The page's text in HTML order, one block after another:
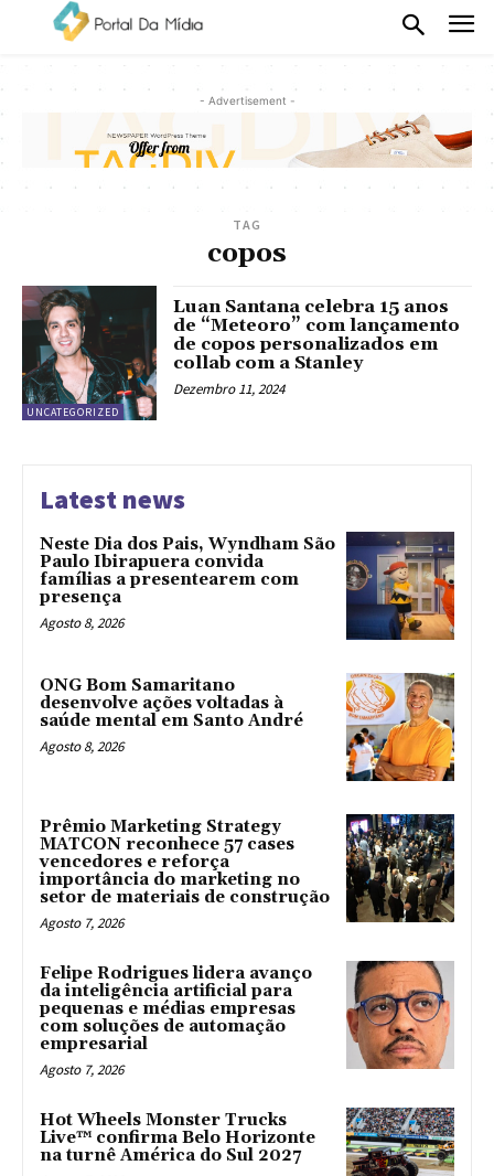
- Advertisement -
TAG
copos
UNCATEGORIZED
Luan Santana celebra 15 anos
de “Meteoro” com lançamento
de copos personalizados em
collab com a Stanley
Dezembro 11, 2024
Latest news
Neste Dia dos Pais, Wyndham São
Paulo Ibirapuera convida
famílias a presentearem com
presença
Agosto 8, 2026
ONG Bom Samaritano
desenvolve ações voltadas à
saúde mental em Santo André
Agosto 8, 2026
Prêmio Marketing Strategy
MATCON reconhece 57 cases
vencedores e reforça
importância do marketing no
setor de materiais de construção
Agosto 7, 2026
Felipe Rodrigues lidera avanço
da inteligência artificial para
pequenas e médias empresas
com soluções de automação
empresarial
Agosto 7, 2026
Hot Wheels Monster Trucks
Live™ confirma Belo Horizonte
na turnê América do Sul 2027